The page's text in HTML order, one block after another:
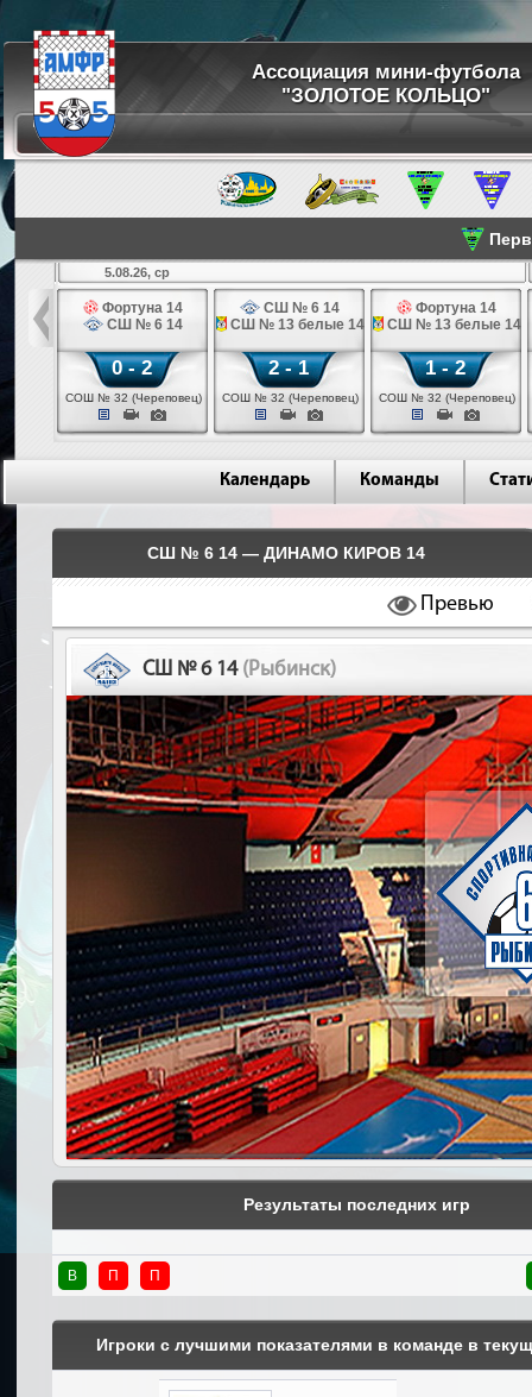
Ассоциация мини-футбола
"ЗОЛОТОЕ КОЛЬЦО"
14
5.08.26, ср
Фортуна 14
СШ № 6 14
0 - 2
СОШ № 32 (Череповец)
СШ № 6 14
СШ № 13 белые 14
2 - 1
СОШ № 32 (Череповец)
Фортуна 14
СШ № 13 белые 14
1 - 2
СОШ № 32 (Череповец)
Календарь Команды
СШ № 6 14 — ДИНАМО КИРОВ 14
Превью
СШ № 6 14 (Рыбинск)
Результаты последних игр
В П П
Игроки с лучшими показателями в команде в